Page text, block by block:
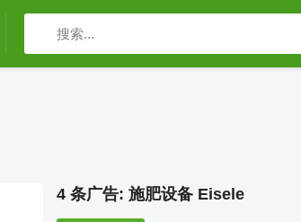
4 条广告: 施肥设备 Eisele